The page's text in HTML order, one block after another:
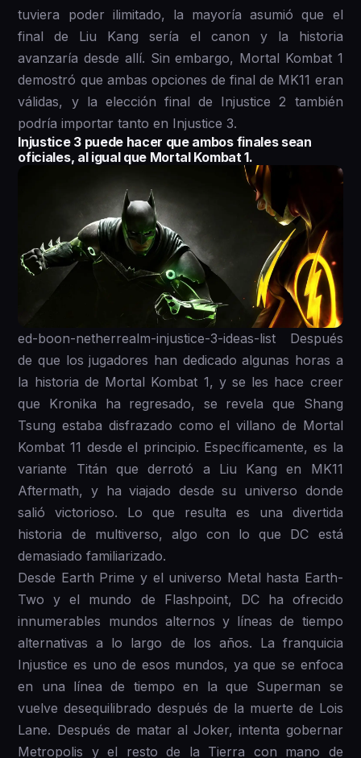
tuviera poder ilimitado, la mayoría asumió que el
final de Liu Kang sería el canon y la historia
avanzaría desde allí. Sin embargo, Mortal Kombat 1
demostró que ambas opciones de final de MK11 eran
válidas, y la elección final de Injustice 2 también
podría importar tanto en Injustice 3.
Injustice 3 puede hacer que ambos finales sean
oficiales, al igual que Mortal Kombat 1.
ed-boon-netherrealm-injustice-3-ideas-list Después
de que los jugadores han dedicado algunas horas a
la historia de Mortal Kombat 1, y se les hace creer
que Kronika ha regresado, se revela que Shang
Tsung estaba disfrazado como el villano de Mortal
Kombat 11 desde el principio. Específicamente, es la
variante Titán que derrotó a Liu Kang en MK11
Aftermath, y ha viajado desde su universo donde
salió victorioso. Lo que resulta es una divertida
historia de multiverso, algo con lo que DC está
demasiado familiarizado.
Desde Earth Prime y el universo Metal hasta Earth-
Two y el mundo de Flashpoint, DC ha ofrecido
innumerables mundos alternos y líneas de tiempo
alternativas a lo largo de los años. La franquicia
Injustice es uno de esos mundos, ya que se enfoca
en una línea de tiempo en la que Superman se
vuelve desequilibrado después de la muerte de Lois
Lane. Después de matar al Joker, intenta gobernar
Metropolis y el resto de la Tierra con mano de